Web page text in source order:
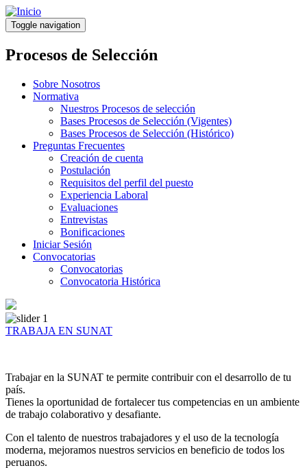
Pasar
al
contenido
principal
Toggle navigation
Procesos de Selección
Sobre Nosotros
Normativa
Nuestros Procesos de selección
Bases Procesos de Selección (Vigentes)
Bases Procesos de Selección (Histórico)
Preguntas Frecuentes
Creación de cuenta
Postulación
Requisitos del perfil del puesto
Experiencia Laboral
Evaluaciones
Entrevistas
Bonificaciones
Iniciar Sesión
Convocatorias
Convocatorias
Convocatoria Histórica
TRABAJA EN SUNAT
Trabajar en la SUNAT te permite contribuir con el desarrollo de tu
país.
Tienes la oportunidad de fortalecer tus competencias en un ambiente
de trabajo colaborativo y desafiante.
Con el talento de nuestros trabajadores y el uso de la tecnología
moderna, mejoramos nuestros servicios en beneficio de todos los
peruanos.